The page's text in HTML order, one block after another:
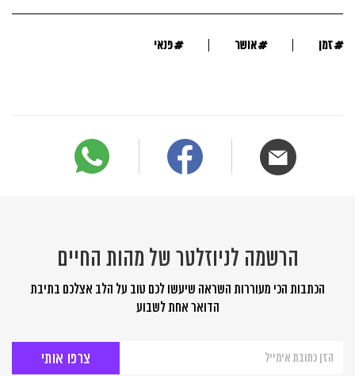
#זמן #אושר #פנאי
הרשמה לניוזלטר של מהות החיים
הכתבות הכי מעוררות השראה שיעשו לכם טוב על הלב אצלכם בתיבת
הדואר אחת לשבוע
לניוזלטר